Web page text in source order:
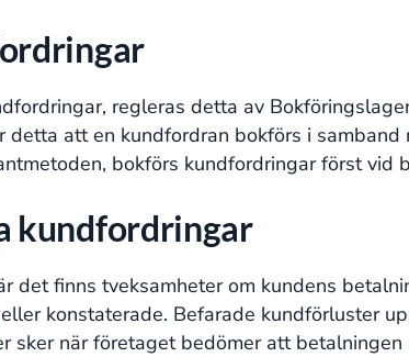
regleras detta av
detta att en kundfordran bokförs i
bokförs kundfordringar först vid
kundfordringar
det finns tveksamheter om kundens
konstaterade. Befarade kundförluster
sker när företaget bedömer att